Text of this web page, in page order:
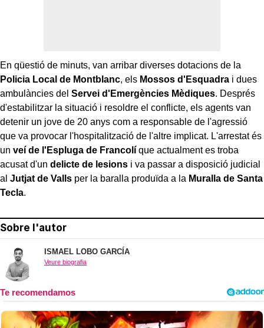
En qüestió de minuts, van arribar diverses dotacions de la
Policia Local de Montblanc, els Mossos d'Esquadra i dues
ambulàncies del Servei d'Emergències Mèdiques. Després
d'estabilitzar la situació i resoldre el conflicte, els agents van
detenir un jove de 20 anys com a responsable de l'agressió
que va provocar l'hospitalització de l'altre implicat. L'arrestat és
un veí de l'Espluga de Francolí que actualment es troba
acusat d'un delicte de lesions i va passar a disposició judicial
al Jutjat de Valls per la baralla produïda a la Muralla de Santa
Tecla.
Sobre l'autor
ISMAEL LOBO GARCÍA
Veure biografia